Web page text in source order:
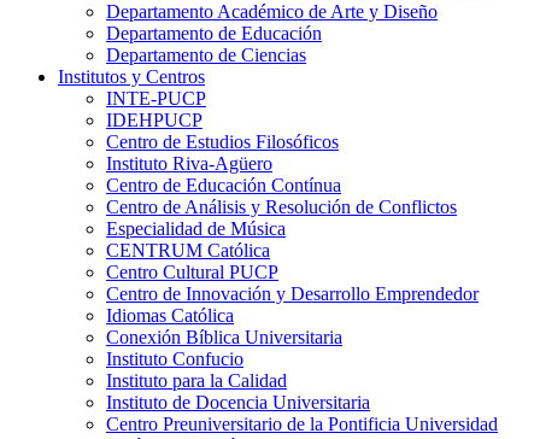
Departamento Académico de Arte y Diseño
Departamento de Educación
Departamento de Ciencias
Institutos y Centros
INTE-PUCP
IDEHPUCP
Centro de Estudios Filosóficos
Instituto Riva-Agüero
Centro de Educación Contínua
Centro de Análisis y Resolución de Conflictos
Especialidad de Música
CENTRUM Católica
Centro Cultural PUCP
Centro de Innovación y Desarrollo Emprendedor
Idiomas Católica
Conexión Bíblica Universitaria
Instituto Confucio
Instituto para la Calidad
Instituto de Docencia Universitaria
Centro Preuniversitario de la Pontificia Universidad